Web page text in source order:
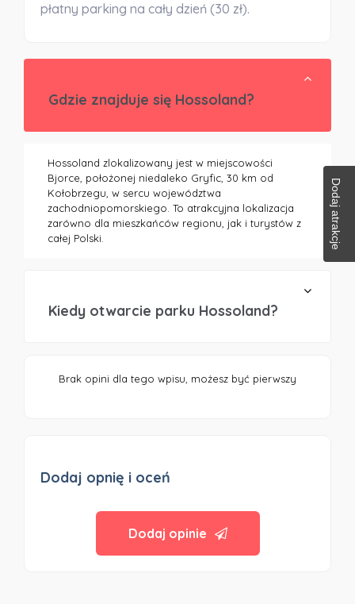
płatny parking na cały dzień (30 zł).
Gdzie znajduje się Hossoland?
Hossoland zlokalizowany jest w miejscowości
Bjorce, położonej niedaleko Gryfic, 30 km od
Kołobrzegu, w sercu województwa
zachodniopomorskiego. To atrakcyjna lokalizacja
zarówno dla mieszkańców regionu, jak i turystów z
całej Polski.
Kiedy otwarcie parku Hossoland?
Brak opini dla tego wpisu, możesz być pierwszy
Dodaj opnię i oceń
Dodaj opinie
Dodaj atrakcje